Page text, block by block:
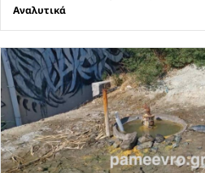
Αναλυτικά